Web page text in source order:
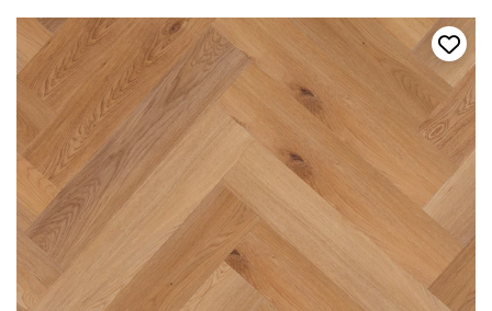
Voeg